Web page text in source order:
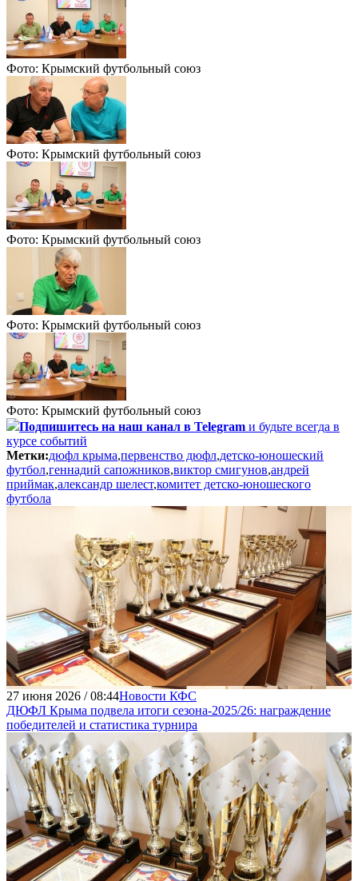
Фото: Крымский футбольный союз
Фото: Крымский футбольный союз
Фото: Крымский футбольный союз
Фото: Крымский футбольный союз
Фото: Крымский футбольный союз
Подпишитесь на наш канал в Telegram и будьте всегда в
курсе событий
Метки:дюфл крыма,первенство дюфл,детско-юношеский
футбол,геннадий сапожников,виктор смигунов,андрей
приймак,александр шелест,комитет детско-юношеского
футбола
27 июня 2026 / 08:44Новости КФС
ДЮФЛ Крыма подвела итоги сезона-2025/26: награждение
победителей и статистика турнира